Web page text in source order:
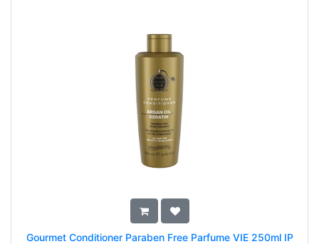
Gourmet Conditioner Paraben Free Parfume VIE 250ml IP